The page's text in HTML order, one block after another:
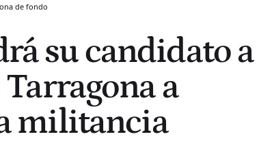
de fondo
su candidato a
a
militancia